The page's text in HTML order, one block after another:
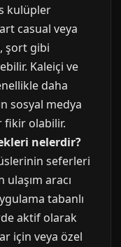
kulüpler
casual veya
şort gibi
Kaleiçi ve
daha
sosyal medya
fikir olabilir.
nelerdir?
seferleri
aracı
tabanlı
aktif olarak
için veya özel